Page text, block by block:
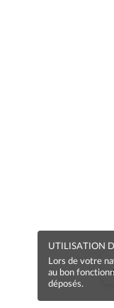
UTILISATION
Lors de votre
au bon
déposés.